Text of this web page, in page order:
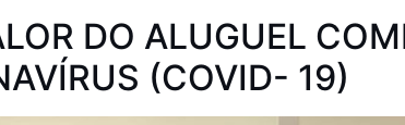
DO ALUGUEL
(COVID- 19)